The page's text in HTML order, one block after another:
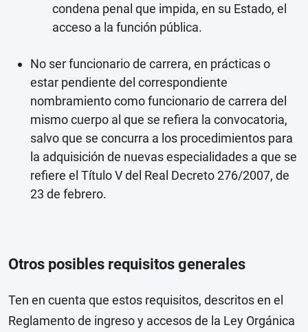
condena penal que impida, en su Estado, el
acceso a la función pública.
No ser funcionario de carrera, en prácticas o
estar pendiente del correspondiente
nombramiento como funcionario de carrera del
mismo cuerpo al que se refiera la convocatoria,
salvo que se concurra a los procedimientos para
la adquisición de nuevas especialidades a que se
refiere el Título V del Real Decreto 276/2007, de
23 de febrero.
Otros posibles requisitos generales
Ten en cuenta que estos requisitos, descritos en el
Reglamento de ingreso y accesos de la Ley Orgánica